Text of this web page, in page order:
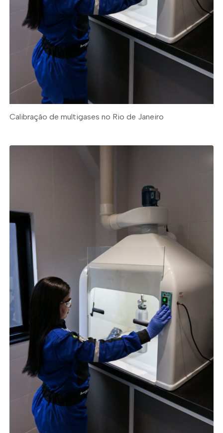
Calibração de multigases no Rio de Janeiro